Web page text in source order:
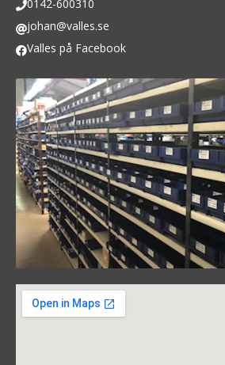
0142-600310
johan@valles.se
Valles på Facebook